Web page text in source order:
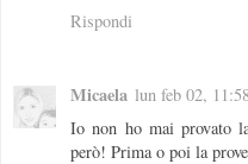
Rispondi
Micaela lun feb 02,
Io non ho mai provato
però! Prima o poi la